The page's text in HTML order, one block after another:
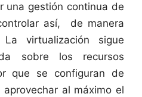
una gestión continua de
así, de manera
virtualización sigue
sobre los recursos
que se configuran de
al máximo el